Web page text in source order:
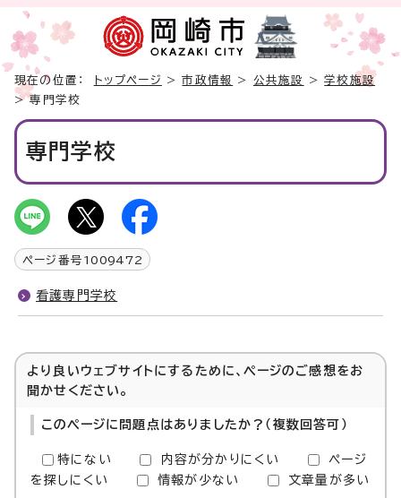
現在の位置： トップページ >市政情報 > 公共施設 >学校施設
> 専門学校
専門学校
ページ番号 1009472
看護専門学校
より良いウェブサイトにするために、ページのご感想をお
聞かせください。
このページに問題点はありましたか？（複数回答可）
特にない 内容が分かりにくい
ページ
を探しにくい
情報が少ない 文章量が多い